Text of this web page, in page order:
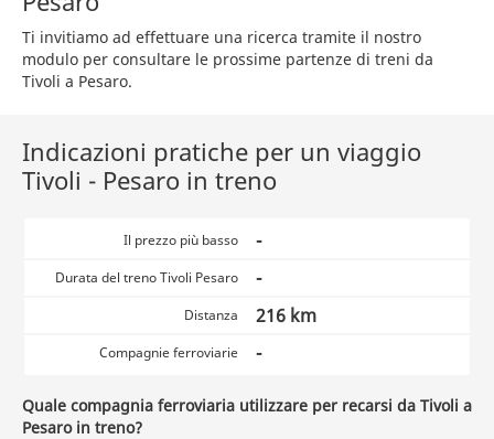
Ti invitiamo ad effettuare una ricerca tramite il nostro
modulo per consultare le prossime partenze di treni da
Tivoli a Pesaro.
Indicazioni pratiche per un viaggio
Tivoli - Pesaro in treno
Il prezzo più basso -
Durata del treno Tivoli Pesaro -
Distanza 216 km
Compagnie ferroviarie -
Quale compagnia ferroviaria utilizzare per recarsi da Tivoli a
Pesaro in treno?